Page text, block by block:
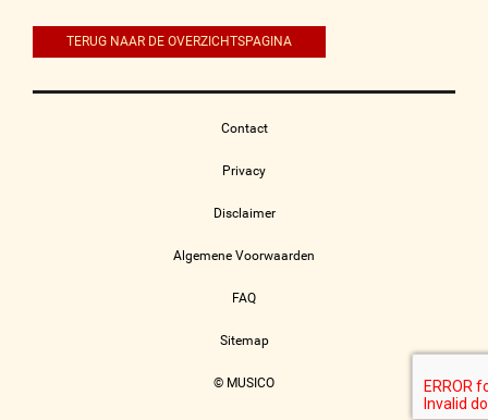
TERUG NAAR DE OVERZICHTSPAGINA
Contact
Privacy
Disclaimer
Algemene Voorwaarden
FAQ
Sitemap
© MUSICO